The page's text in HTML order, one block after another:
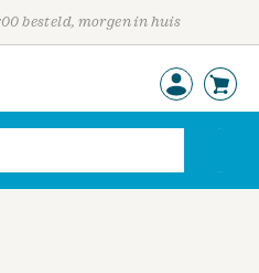
besteld, morgen in huis